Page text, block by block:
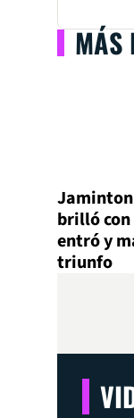
MÁS
brilló
entró y
triunfo